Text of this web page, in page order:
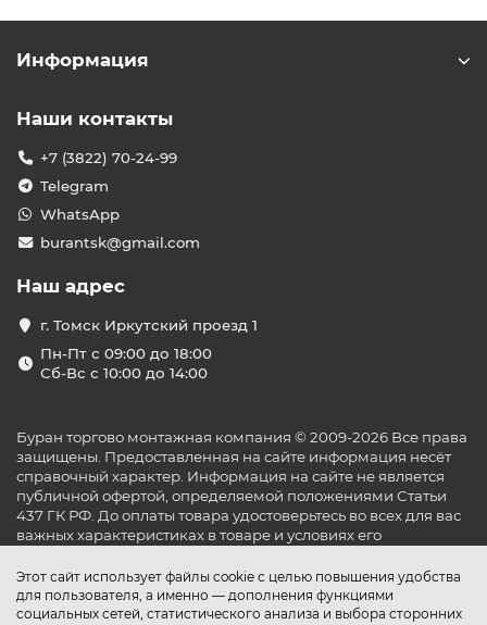
Этот сайт использует файлы cookie с целью повышения удобства
для пользователя, а именно — дополнения функциями
социальных сетей, статистического анализа и выбора сторонних
Информация
Наши контакты
+7 (3822) 70-24-99
Telegram
WhatsApp
burantsk@gmail.com
Наш адрес
г. Томск Иркутский проезд 1
Пн-Пт с 09:00 до 18:00
Сб-Вс с 10:00 до 14:00
Буран торгово монтажная компания © 2009-2026 Все права
защищены. Предоставленная на сайте информация несёт
справочный характер. Информация на сайте не является
публичной офертой, определяемой положениями Статьи
437 ГК РФ. До оплаты товара удостоверьтесь во всех для вас
важных характеристиках в товаре и условиях его